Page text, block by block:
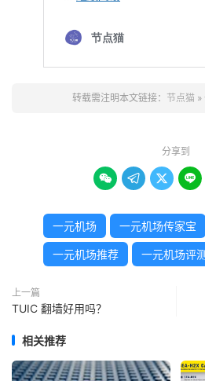
转载需注明本文链接： 节点猫 »
分享到
   
一元机场 一元机场传家宝
一元机场推荐 一元机场评
上一篇
TUIC 翻墙好用吗？
相关推荐